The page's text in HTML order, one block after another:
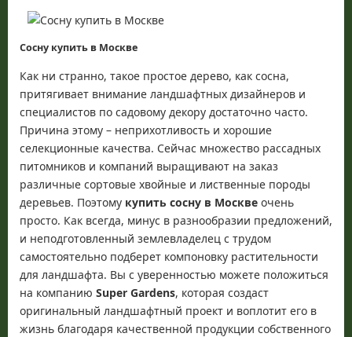
Сосну купить в Москве
Как ни странно, такое простое дерево, как сосна,
притягивает внимание ландшафтных дизайнеров и
специалистов по садовому декору достаточно часто.
Причина этому – неприхотливость и хорошие
селекционные качества. Сейчас множество рассадных
питомников и компаний выращивают на заказ
различные сортовые хвойные и лиственные породы
деревьев. Поэтому купить сосну в Москве очень
просто. Как всегда, минус в разнообразии предложений,
и неподготовленный землевладелец с трудом
самостоятельно подберет компоновку растительности
для ландшафта. Вы с уверенностью можете положиться
на компанию Super Gardens, которая создаст
оригинальный ландшафтный проект и воплотит его в
жизнь благодаря качественной продукции собственного